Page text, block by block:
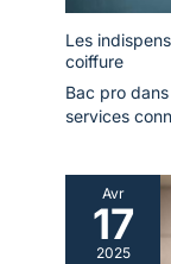
Les
coiffure
Bac pro
services
Avr
17
2025